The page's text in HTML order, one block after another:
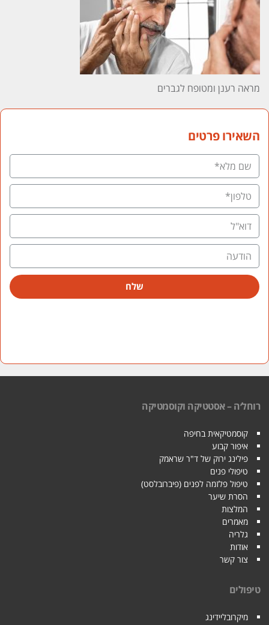
מראה רענן ומטופח לגברים
השאירו פרטים
שלח
רוחל׳ה – אסטטיקה וקוסמטיקה
קוסמטיקאית בחיפה
איפור קבוע
פילינג ירוק של ד"ר שראמק
טיפולי פנים
טיפול פלזמה לפנים (פיברובלסט)
הסרת שיער
המלצות
מאמרים
גלריה
אודות
צור קשר
טיפולים
מיקרובליידינג